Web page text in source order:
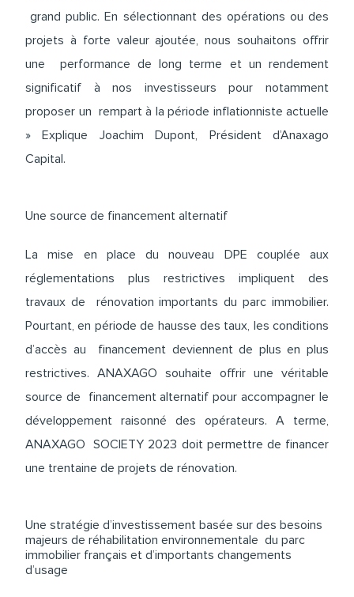
grand public. En sélectionnant des opérations ou des
projets à forte valeur ajoutée, nous souhaitons offrir
une performance de long terme et un rendement
significatif à nos investisseurs pour notamment
proposer un rempart à la période inflationniste actuelle
» Explique Joachim Dupont, Président d’Anaxago
Capital.
Une source de financement alternatif
La mise en place du nouveau DPE couplée aux
réglementations plus restrictives impliquent des
travaux de rénovation importants du parc immobilier.
Pourtant, en période de hausse des taux, les conditions
d’accès au financement deviennent de plus en plus
restrictives. ANAXAGO souhaite offrir une véritable
source de financement alternatif pour accompagner le
développement raisonné des opérateurs. A terme,
ANAXAGO SOCIETY 2023 doit permettre de financer
une trentaine de projets de rénovation.
Une stratégie d’investissement basée sur des besoins
majeurs de réhabilitation environnementale du parc
immobilier français et d’importants changements
d’usage